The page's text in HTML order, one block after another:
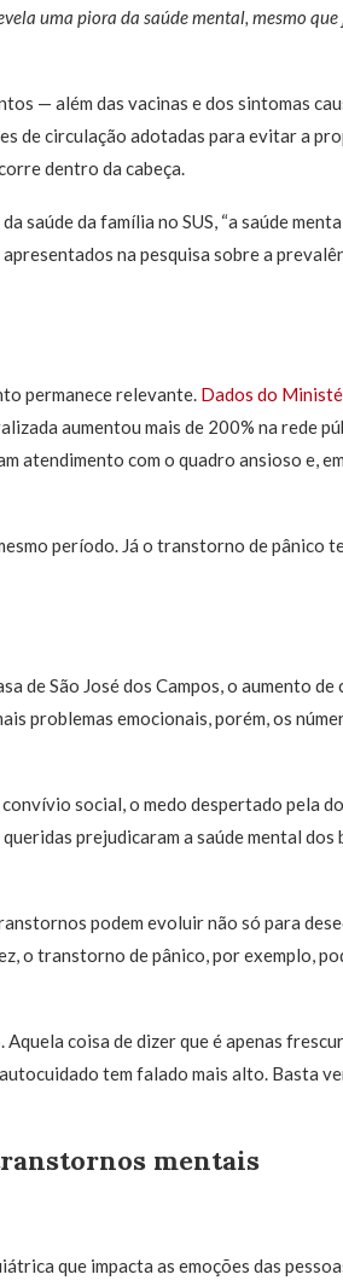
uma piora da saúde mental, mesmo
— além das vacinas e dos sintomas
de circulação adotadas para evitar a
dentro da cabeça.
saúde da família no SUS, “a saúde
na pesquisa sobre a
permanece relevante. Dados do
aumentou mais de 200% na rede
atendimento com o quadro ansioso e,
período. Já o transtorno de pânico
de São José dos Campos, o aumento de
problemas emocionais, porém, os
social, o medo despertado pela
prejudicaram a saúde mental dos
podem evoluir não só para
o transtorno de pânico, por exemplo,
coisa de dizer que é apenas
tem falado mais alto. Basta
mentais
que impacta as emoções das